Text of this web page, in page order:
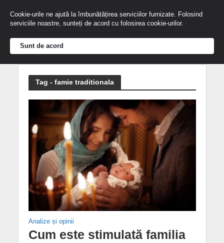
Tag - famie traditionala
Analize și opinii
Cum este stimulată familia
Cookie-urile ne ajută la îmbunătățirea serviciilor furnizate. Folosind
serviciile noastre, sunteți de acord cu folosirea cookie-urilor.
Sunt de acord